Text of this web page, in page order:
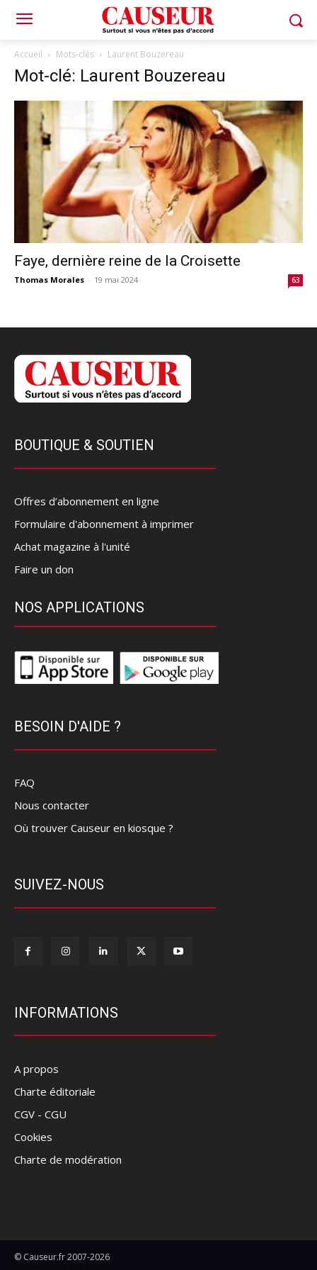
Accueil Mots-clés Laurent Bouzereau
Mot-clé: Laurent Bouzereau
Faye, dernière reine de la Croisette
Thomas Morales - 19 mai 2024 63
BOUTIQUE & SOUTIEN
Offres d’abonnement en ligne
Formulaire d'abonnement à imprimer
Achat magazine à l'unité
Faire un don
NOS APPLICATIONS
BESOIN D'AIDE ?
FAQ
Nous contacter
Où trouver Causeur en kiosque ?
SUIVEZ-NOUS
INFORMATIONS
A propos
Charte éditoriale
CGV - CGU
Cookies
Charte de modération
© Causeur.fr 2007-2026